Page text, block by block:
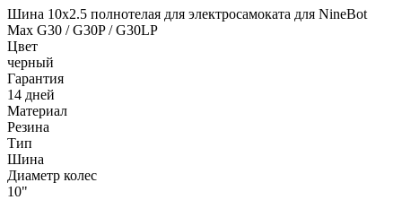
Шина 10x2.5 полнотелая для электросамоката для NineBot
Max G30 / G30P / G30LP
Цвет
черный
Гарантия
14 дней
Материал
Резина
Тип
Шина
Диаметр колес
10"